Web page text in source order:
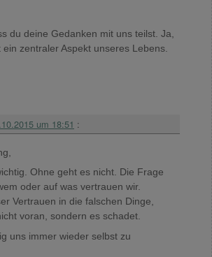
du deine Gedanken mit uns teilst. Ja,
ein zentraler Aspekt unseres Lebens.
um 18:51 :
Ohne geht es nicht. Die Frage
oder auf was vertrauen wir.
Vertrauen in die falschen Dinge,
voran, sondern es schadet.
uns immer wieder selbst zu